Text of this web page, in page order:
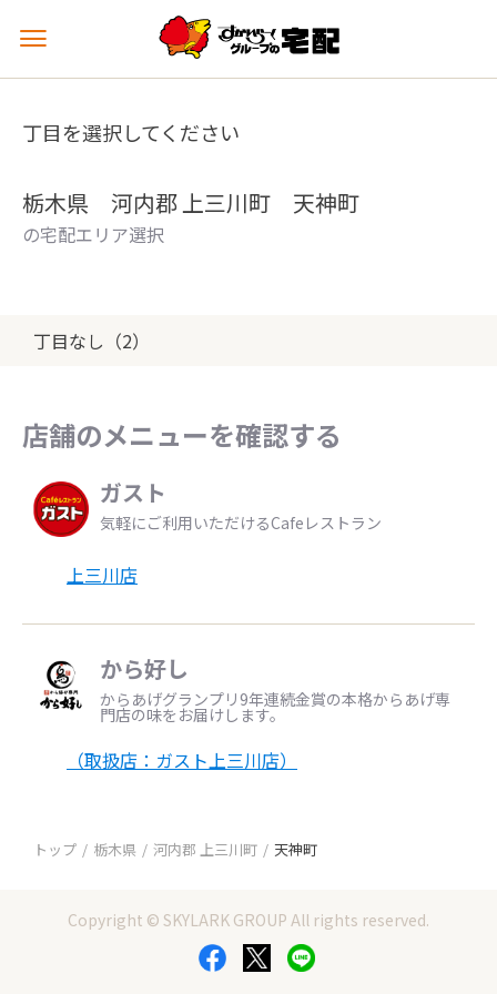
メ
ュ
を
丁目を選択してください
栃木県 河内郡 上三川町 天神町
の宅配エリア選択
丁目なし（2）
店舗のメニューを確認する
ガスト
気軽にご利用いただけるCafeレストラン
上三川店
から好し
からあげグランプリ9年連続金賞の本格からあげ専
門店の味をお届けします。
（取扱店：ガスト上三川店）
トップ 栃木県 河内郡 上三川町 天神町
Copyright © SKYLARK GROUP All rights reserved.